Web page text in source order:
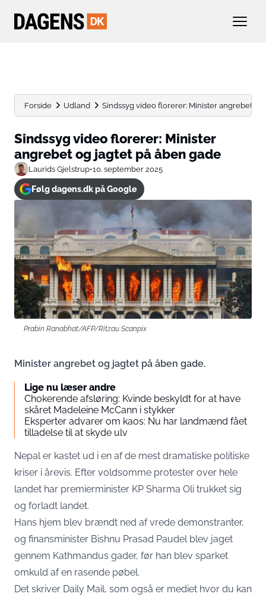
Forside Udland Sindssyg video florerer: Minister angrebet og
Sindssyg video florerer: Minister
angrebet og jagtet på åben gade
Laurids Gjelstrup•10. september 2025
Følg dagens.dk på Google
Prabin Ranabhat/AFP/Ritzau Scanpix
Minister angrebet og jagtet på åben gade.
Lige nu læser andre
Chokerende afsløring: Kvinde beskyldt for at have
skåret Madeleine McCann i stykker
Eksperter advarer om kaos: Nu har landmænd fået
tilladelse til at skyde ulv
Nepal er kastet ud i en af de mest dramatiske politiske
kriser i årevis. Efter voldsomme protester over hele
landet har premierminister KP Sharma Oli trukket sig
og forladt landet.
Hans hjem blev brændt ned af vrede demonstranter,
og finansminister Bishnu Prasad Paudel blev jaget
gennem Kathmandus gader, før han blev sparket
omkuld af en rasende pøbel.
Det skriver Daily Mail, som også er mediet hvor du kan